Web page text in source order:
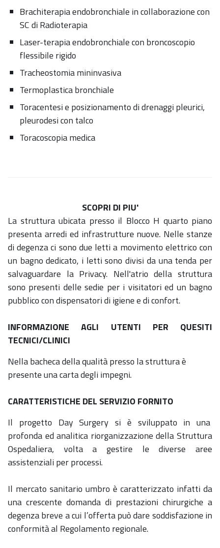
Brachiterapia endobronchiale in collaborazione con
SC di Radioterapia
Laser-terapia endobronchiale con broncoscopio
flessibile rigido
Tracheostomia mininvasiva
Termoplastica bronchiale
Toracentesi e posizionamento di drenaggi pleurici,
pleurodesi con talco
Toracoscopia medica
SCOPRI DI PIU'
La struttura ubicata presso il Blocco H quarto piano
presenta arredi ed infrastrutture nuove. Nelle stanze
di degenza ci sono due letti a movimento elettrico con
un bagno dedicato, i letti sono divisi da una tenda per
salvaguardare la Privacy. Nell'atrio della struttura
sono presenti delle sedie per i visitatori ed un bagno
pubblico con dispensatori di igiene e di confort.
INFORMAZIONE AGLI UTENTI PER QUESITI
TECNICI/CLINICI
Nella bacheca della qualità presso la struttura è
presente una carta degli impegni.
CARATTERISTICHE DEL SERVIZIO FORNITO
Il progetto Day Surgery si è sviluppato in una
profonda ed analitica riorganizzazione della Struttura
Ospedaliera, volta a gestire le diverse aree
assistenziali per processi.
Il mercato sanitario umbro è caratterizzato infatti da
una crescente domanda di prestazioni chirurgiche a
degenza breve a cui l’offerta può dare soddisfazione in
conformità al Regolamento regionale.